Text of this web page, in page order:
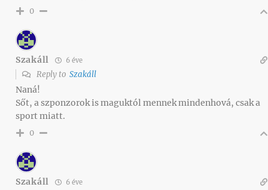
0
Szakáll 6 éve
Reply to Szakáll
Naná!
Sőt, a szponzorok is maguktól mennek mindenhová, csak a
sport miatt.
0
Szakáll 6 éve